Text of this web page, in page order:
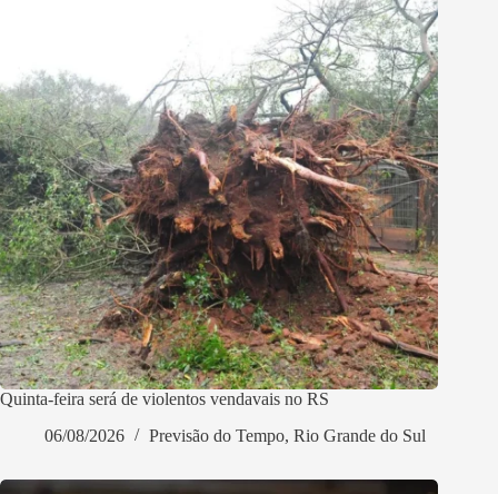
Quinta-feira será de violentos vendavais no RS
06/08/2026
Previsão do Tempo, Rio Grande do Sul